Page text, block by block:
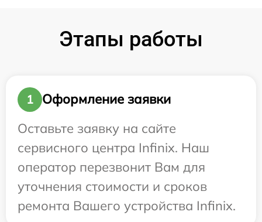
Этапы работы
1
Оформление заявки
Оставьте заявку на сайте
сервисного центра Infinix. Наш
оператор перезвонит Вам для
уточнения стоимости и сроков
ремонта Вашего устройства Infinix.